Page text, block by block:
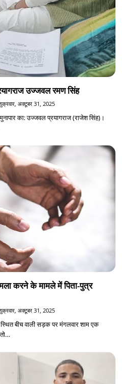
उज्जवल रमण सिंह
अक्टूबर 31, 2025
का: उज्जवल प्रयागराज (राजेश सिंह)।
करने के मामले में पिता-पुत्र
अक्टूबर 31, 2025
बीच वाली सड़क पर मंगलवार शाम एक